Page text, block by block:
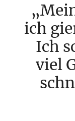
ich
Ich
viel